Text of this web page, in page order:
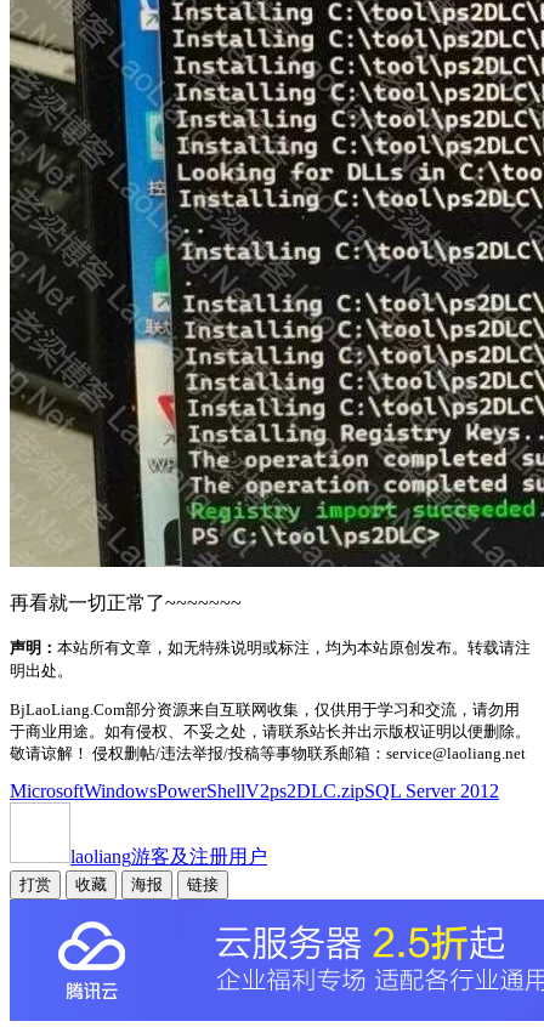
再看就一切正常了~~~~~~~
声明： 本站所有文章，如无特殊说明或标注，均为本站原创发布。转载请注
明出处。
BjLaoLiang.Com部分资源来自互联网收集，仅供用于学习和交流，请勿用
于商业用途。如有侵权、不妥之处，请联系站长并出示版权证明以便删除。
敬请谅解！ 侵权删帖/违法举报/投稿等事物联系邮箱：service@laoliang.net
MicrosoftWindowsPowerShellV2ps2DLC.zipSQL Server 2012
laoliang游客及注册用户
打赏 收藏 海报 链接